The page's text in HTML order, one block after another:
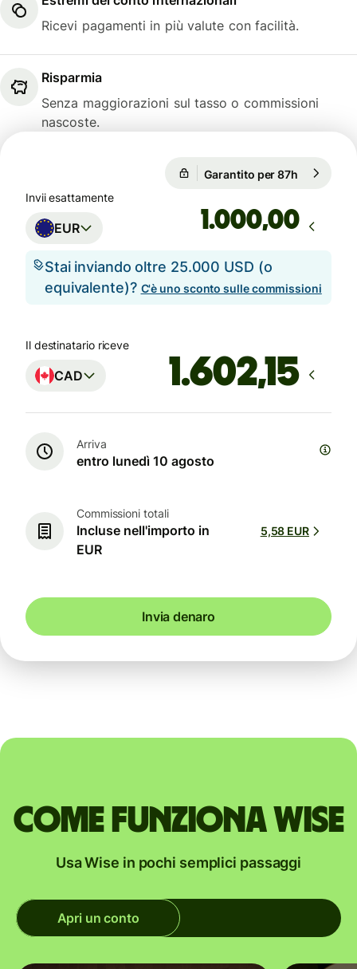
Ricevi pagamenti in più valute con facilità.
Risparmia
Senza maggiorazioni sul tasso o commissioni
nascoste.
Garantito per 87h
Invii esattamente
EUR ,00
Stai inviando oltre 25.000 USD (o
equivalente)? C'è uno sconto sulle commissioni
Il destinatario riceve
CAD
Arriva
entro lunedì 10 agosto
Commissioni totali
Incluse nell'importo in
EUR
5,58 EUR
Invia denaro
Come funziona Wise
Usa Wise in pochi semplici passaggi
Apri un conto